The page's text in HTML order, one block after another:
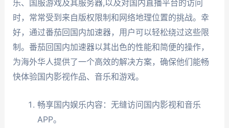
乐、国服游戏及其服务器,以及对国内直播平台的访问
时，常常受到来自版权限制和网络地理位置的挑战。幸
好，通过番茄回国内加速器，用户可以轻松绕过这些限
制。番茄回国内加速器以其出色的性能和简便的操作，
为海外华人提供了一个高效的解决方案，确保他们能畅
快体验国内影视作品、音乐和游戏。
畅享国内娱乐内容：无缝访问国内影视和音乐
APP。